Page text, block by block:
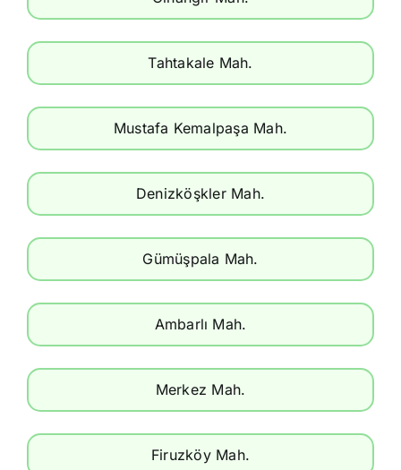
Tahtakale Mah.
Mustafa Kemalpaşa Mah.
Denizköşkler Mah.
Gümüşpala Mah.
Ambarlı Mah.
Merkez Mah.
Firuzköy Mah.